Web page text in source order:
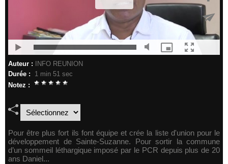
Auteur :
INFO REUNION
Durée :
1 min 51 sec
Notez :
Pour être plus fort ils font équipe et crée la liste d'union pour le
développement de Sainte-Suzanne. Pour sortir la commune
d’un sommeil léthargique imposé par le PCR depuis plus de 20
ans Daniel...